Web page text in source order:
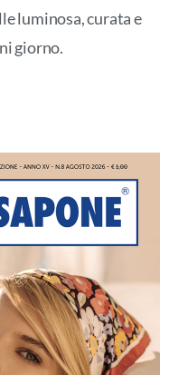
luminosa, curata e
giorno.